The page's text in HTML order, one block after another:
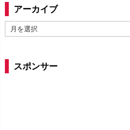
アーカイブ
ー
スポンサー